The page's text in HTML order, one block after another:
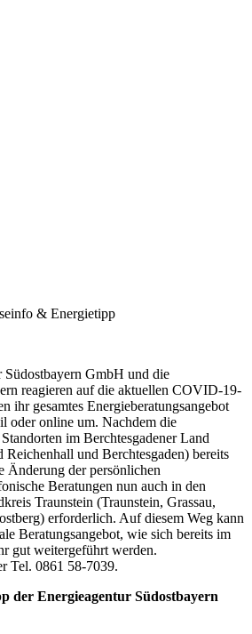
& Energietipp
Südostbayern GmbH und die
reagieren auf die aktuellen COVID-19-
ihr gesamtes Energieberatungsangebot
oder online um. Nachdem die
im Berchtesgadener Land
und Berchtesgaden) bereits
Änderung der persönlichen
Beratungen nun auch in den
Traunstein (Traunstein, Grassau,
erforderlich. Auf diesem Weg kann
Beratungsangebot, wie sich bereits im
gut weitergeführt werden.
Tel. 0861 58-7039.
der Energieagentur Südostbayern